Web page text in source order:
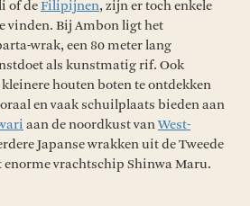
of deFilipijnen, zijn er toch enkele
vinden. Bij Ambon ligt het
wrak, een 80 meter lang
als kunstmatig rif. Ook
houten boten te ontdekken
en vaak schuilplaats bieden aan
aan de noordkust vanWest-
Japanse wrakken uit de Tweede
enorme vrachtschip Shinwa Maru.